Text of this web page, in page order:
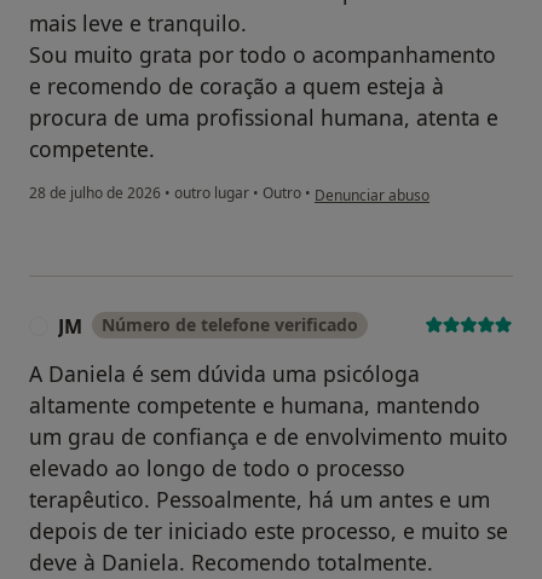
mais leve e tranquilo.
Sou muito grata por todo o acompanhamento
e recomendo de coração a quem esteja à
procura de uma profissional humana, atenta e
competente.
28 de julho de 2026 • outro lugar • Outro • na opinião do utilizador Elsa S.
Denunciar abuso
JM Número de telefone verificado
A Daniela é sem dúvida uma psicóloga
altamente competente e humana, mantendo
um grau de confiança e de envolvimento muito
elevado ao longo de todo o processo
terapêutico. Pessoalmente, há um antes e um
depois de ter iniciado este processo, e muito se
deve à Daniela. Recomendo totalmente.